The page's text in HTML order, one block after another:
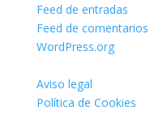
Feed de entradas
Feed de comentarios
WordPress.org
Aviso legal
Política de Cookies